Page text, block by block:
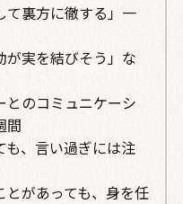
て裏方に徹する」一
が実を結びそう」な
とのコミュニケーシ
間
、言い過ぎには注
があっても、身を任